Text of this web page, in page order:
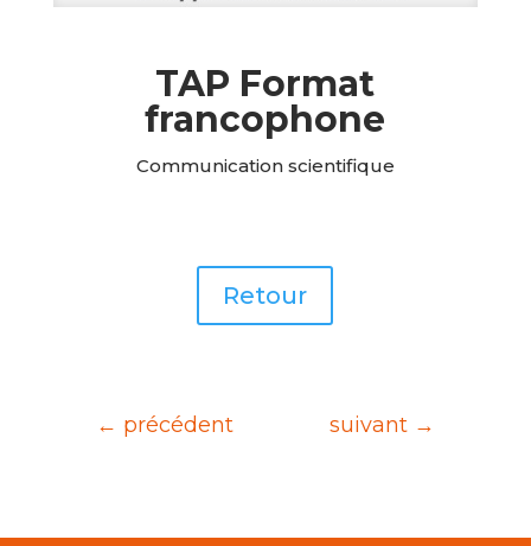
TAP Format
francophone
Communication scientifique
Retour
← précédent suivant →